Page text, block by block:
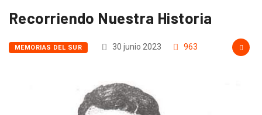
Recorriendo Nuestra Historia
MEMORIAS DEL SUR 30 junio 2023 963